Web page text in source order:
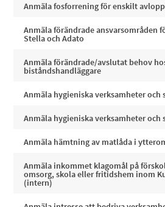
Anmäla fosforrening för enskilt avlopp
Anmäla förändrade ansvarsområden
Stella och Adato
Anmäla förändrade/avslutat behov
biståndshandläggare
Anmäla hygieniska verksamheter och
Anmäla hygieniska verksamheter och
Anmäla hämtning av matlåda i
Anmäla inkommet klagomål på
omsorg, skola eller fritidshem inom
(intern)